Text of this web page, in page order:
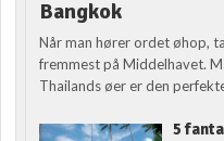
Bangkok
Når man hører ordet øhop,
fremmest på Middelhavet.
Thailands øer er den
5